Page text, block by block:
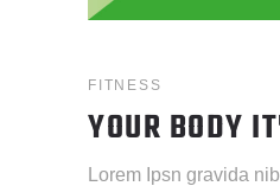
FITNESS
YOUR BODY
Lorem Ipsn gravida